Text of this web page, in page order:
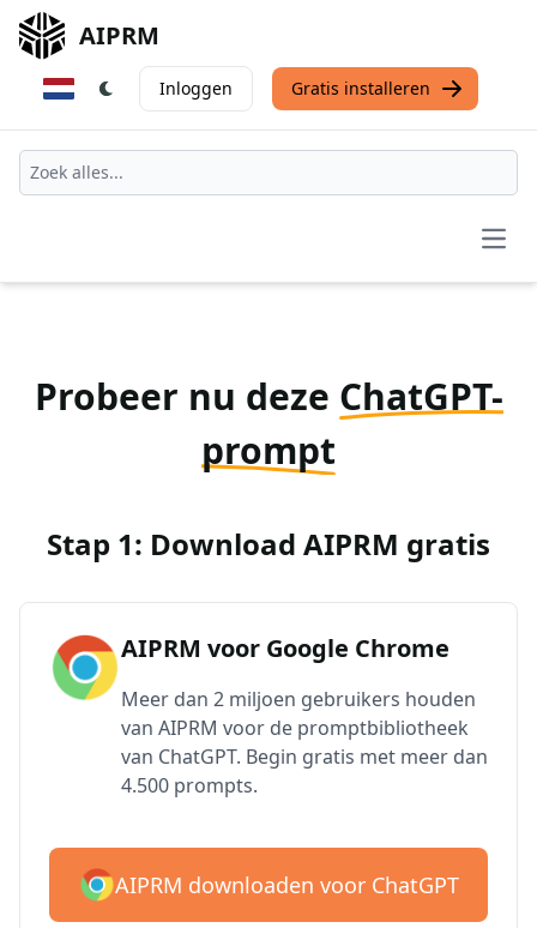
AIPRM
Inloggen Gratis installeren
Probeer nu deze ChatGPT-
prompt
Stap 1: Download AIPRM gratis
AIPRM voor Google Chrome
Meer dan 2 miljoen gebruikers houden
van AIPRM voor de promptbibliotheek
van ChatGPT. Begin gratis met meer dan
4.500 prompts.
AIPRM downloaden voor ChatGPT